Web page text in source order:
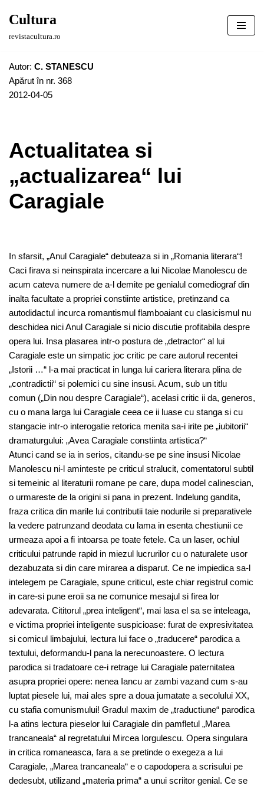
Sari
Cultura
revistacultura.ro
Autor: C. STANESCU
Apărut în nr. 368
2012-04-05
Actualitatea si
„actualizarea“ lui
Caragiale
In sfarsit, „Anul Caragiale“ debuteaza si in „Romania literara“!
Caci firava si neinspirata incercare a lui Nicolae Manolescu de
acum cateva numere de a-l demite pe genialul comediograf din
inalta facultate a propriei constiinte artistice, pretinzand ca
autodidactul incurca romantismul flamboaiant cu clasicismul nu
deschidea nici Anul Caragiale si nicio discutie profitabila despre
opera lui. Insa plasarea intr-o postura de „detractor“ al lui
Caragiale este un simpatic joc critic pe care autorul recentei
„Istorii …“ l-a mai practicat in lunga lui cariera literara plina de
„contradictii“ si polemici cu sine insusi. Acum, sub un titlu
comun („Din nou despre Caragiale“), acelasi critic ii da, generos,
cu o mana larga lui Caragiale ceea ce ii luase cu stanga si cu
stangacie intr-o interogatie retorica menita sa-i irite pe „iubitorii“
dramaturgului: „Avea Caragiale constiinta artistica?“
Atunci cand se ia in serios, citandu-se pe sine insusi Nicolae
Manolescu ni-l aminteste pe criticul stralucit, comentatorul subtil
si temeinic al literaturii romane pe care, dupa model calinescian,
o urmareste de la origini si pana in prezent. Indelung gandita,
fraza critica din marile lui contributii taie nodurile si preparativele
la vedere patrunzand deodata cu lama in esenta chestiunii ce
urmeaza apoi a fi intoarsa pe toate fetele. Ca un laser, ochiul
criticului patrunde rapid in miezul lucrurilor cu o naturalete usor
dezabuzata si din care mirarea a disparut. Ce ne impiedica sa-l
intelegem pe Caragiale, spune criticul, este chiar registrul comic
in care-si pune eroii sa ne comunice mesajul si firea lor
adevarata. Cititorul „prea inteligent“, mai lasa el sa se inteleaga,
e victima propriei inteligente suspicioase: furat de expresivitatea
si comicul limbajului, lectura lui face o „traducere“ parodica a
textului, deformandu-l pana la nerecunoastere. O lectura
parodica si tradatoare ce-i retrage lui Caragiale paternitatea
asupra propriei opere: nenea Iancu ar zambi vazand cum s-au
luptat piesele lui, mai ales spre a doua jumatate a secolului XX,
cu stafia comunismului! Gradul maxim de „traductiune“ parodica
l-a atins lectura pieselor lui Caragiale din pamfletul „Marea
trancaneala“ al regretatului Mircea Iorgulescu. Opera singulara
in critica romaneasca, fara a se pretinde o exegeza a lui
Caragiale, „Marea trancaneala“ e o capodopera a scrisului pe
dedesubt, utilizand „materia prima“ a unui scriitor genial. Ce se